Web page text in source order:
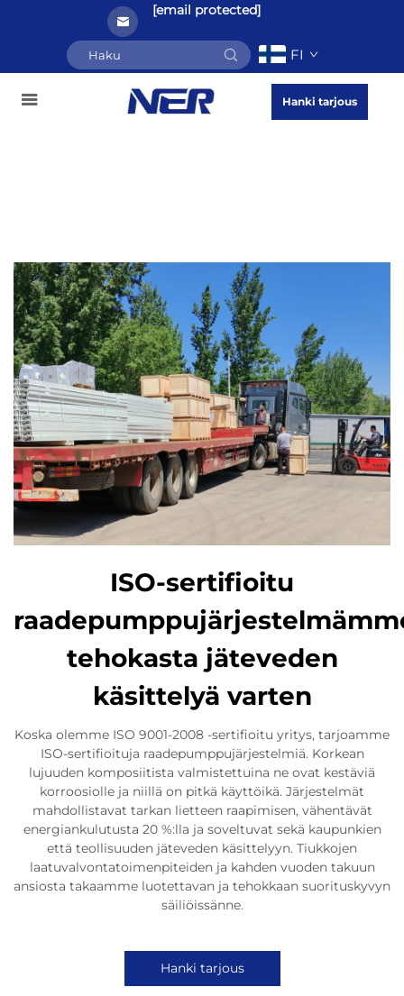
[email protected]
FI
Hanki tarjous
ISO-sertifioitu
tehokasta jäteveden
käsittelyä varten
Koska olemme ISO 9001-2008 -sertifioitu yritys, tarjoamme
ISO-sertifioituja raadepumppujärjestelmiä. Korkean
lujuuden komposiitista valmistettuina ne ovat kestäviä
korroosiolle ja niillä on pitkä käyttöikä. Järjestelmät
mahdollistavat tarkan lietteen raapimisen, vähentävät
energiankulutusta 20 %:lla ja soveltuvat sekä kaupunkien
että teollisuuden jäteveden käsittelyyn. Tiukkojen
laatuvalvontatoimenpiteiden ja kahden vuoden takuun
ansiosta takaamme luotettavan ja tehokkaan suorituskyvyn
säiliöissänne.
Hanki tarjous